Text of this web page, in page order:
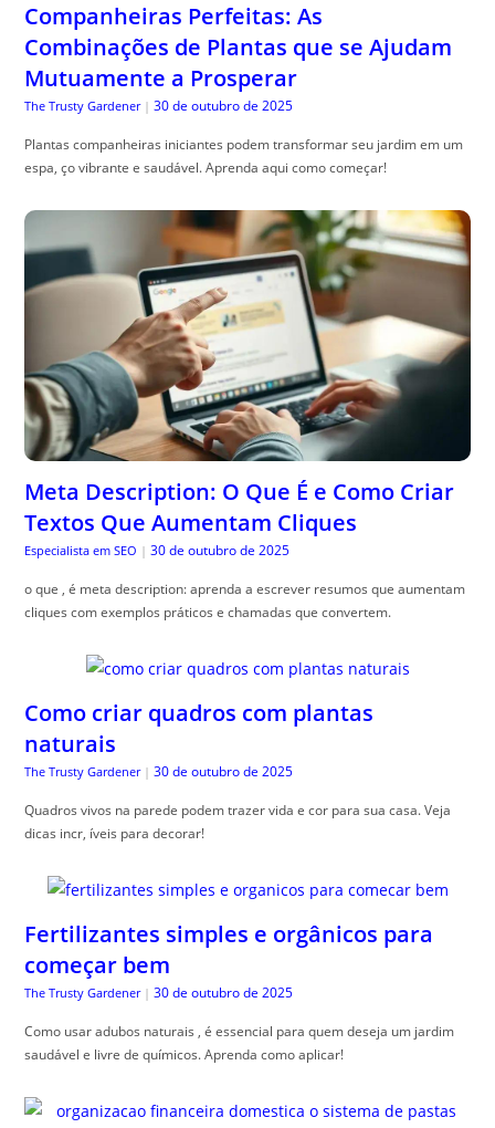
Companheiras Perfeitas: As
Combinações de Plantas que se Ajudam
Mutuamente a Prosperar
The Trusty Gardener | 30 de outubro de 2025
Plantas companheiras iniciantes podem transformar seu jardim em um
espa, ço vibrante e saudável. Aprenda aqui como começar!
Meta Description: O Que É e Como Criar
Textos Que Aumentam Cliques
Especialista em SEO | 30 de outubro de 2025
o que , é meta description: aprenda a escrever resumos que aumentam
cliques com exemplos práticos e chamadas que convertem.
Como criar quadros com plantas
naturais
The Trusty Gardener | 30 de outubro de 2025
Quadros vivos na parede podem trazer vida e cor para sua casa. Veja
dicas incr, íveis para decorar!
Fertilizantes simples e orgânicos para
começar bem
The Trusty Gardener | 30 de outubro de 2025
Como usar adubos naturais , é essencial para quem deseja um jardim
saudável e livre de químicos. Aprenda como aplicar!